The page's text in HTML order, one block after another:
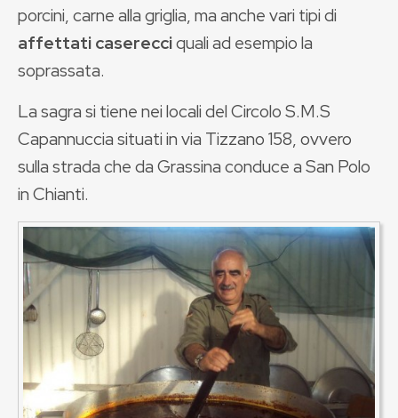
porcini, carne alla griglia, ma anche vari tipi di
affettati caserecciquali ad esempio la
soprassata.
La sagra si tiene nei locali del Circolo S.M.S
Capannuccia situati in via Tizzano 158, ovvero
sulla strada che da Grassina conduce a San Polo
in Chianti.